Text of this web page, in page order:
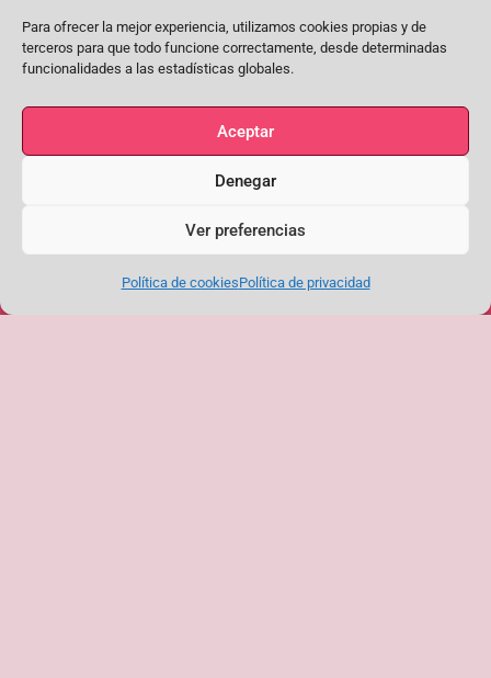
Para ofrecer la mejor experiencia, utilizamos cookies propias y de
terceros para que todo funcione correctamente, desde determinadas
funcionalidades a las estadísticas globales.
Aceptar
Denegar
Ver preferencias
Política de cookiesPolítica de privacidad
flamenco entre las peñas El
Quejío y Lavapiés
Peña El Quejío
<< -- -->>
+ en nuestro blog
PRÓXIMAS ACTIVIDADES + INFO EN NUESTRA
¡No hay eventos!